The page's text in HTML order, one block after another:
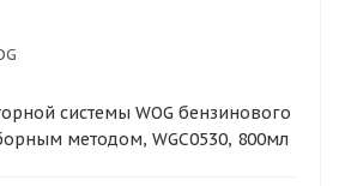
системы WOG бензинового
методом, WGC0530, 800мл